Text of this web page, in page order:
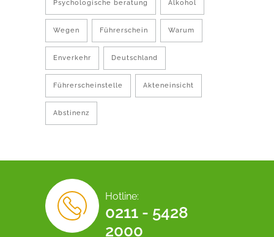
Psychologische beratung Alkohol
Wegen Führerschein Warum
Enverkehr Deutschland
Führerscheinstelle Akteneinsicht
Abstinenz
Hotline:
0211 - 5428
2000